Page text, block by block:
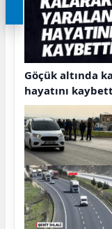
Göçük altında
hayatını